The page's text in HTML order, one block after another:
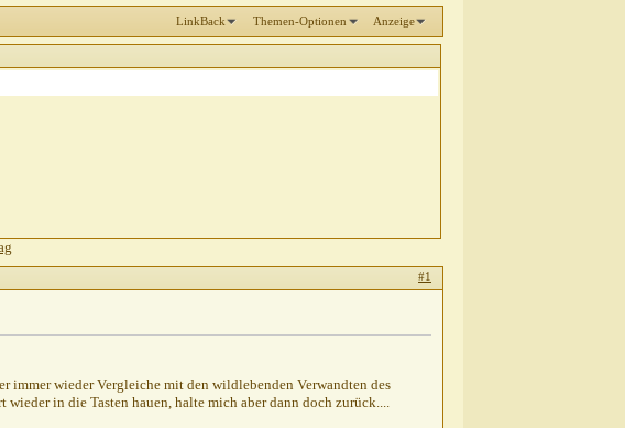
LinkBack Themen-Optionen Anzeige
#1
immer wieder Vergleiche mit den wildlebenden Verwandten des
in die Tasten hauen, halte mich aber dann doch zurück....